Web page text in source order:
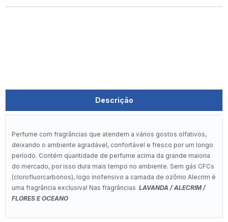
Descrição
Perfume com fragrâncias que atendem a vários gostos olfativos,
deixando o ambiente agradável, confortável e fresco por um longo
período. Contém quantidade de perfume acima da grande maioria
do mercado, por isso dura mais tempo no ambiente. Sem gás CFCs
(clorofluorcarbonos), logo inofensivo a camada de ozônio Alecrim é
uma fragrância exclusiva! Nas fragrâncias LAVANDA / ALECRIM /
FLORES E OCEANO